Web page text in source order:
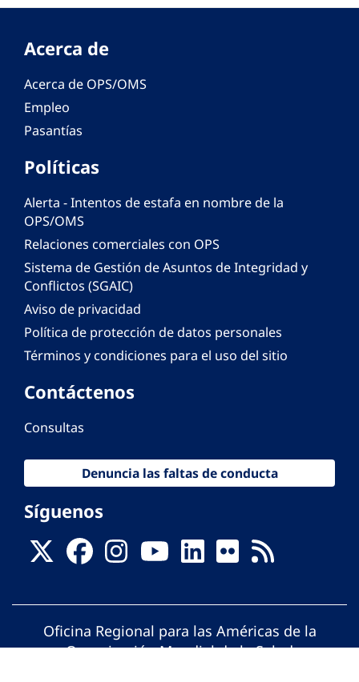
Acerca de
Acerca de OPS/OMS
Empleo
Pasantías
Políticas
Alerta - Intentos de estafa en nombre de la
OPS/OMS
Relaciones comerciales con OPS
Sistema de Gestión de Asuntos de Integridad y
Conflictos (SGAIC)
Aviso de privacidad
Política de protección de datos personales
Términos y condiciones para el uso del sitio
Contáctenos
Consultas
Denuncia las faltas de conducta
Síguenos
Oficina Regional para las Américas de la
Organización Mundial de la Salud